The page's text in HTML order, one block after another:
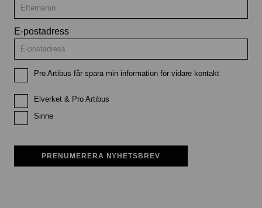
E-postadress
Pro Artibus får spara min information för vidare kontakt
Elverket & Pro Artibus
Sinne
PRENUMERERA NYHETSBREV